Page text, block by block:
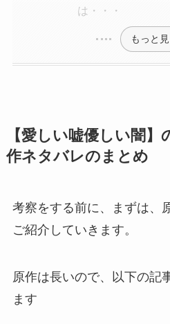
は・・・
もっと
【愛しい嘘優しい闇
作ネタバレのまとめ
考察をする前に、まずは、
ご紹介していきます。
原作は長いので、以下の記
ます